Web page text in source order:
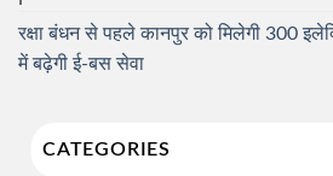
रक्षा बंधन से पहले कानपुर को मिलेगी 300
में बढ़ेगी ई-बस सेवा
CATEGORIES